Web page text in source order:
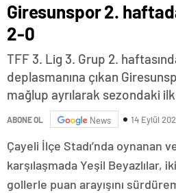
Giresunspor 2.
2-0
TFF 3. Lig 3. Grup 2.
deplasmanına çıkan
mağlup ayrılarak sezondaki
ABONE OL News 14 Eylül
Çayeli İlçe Stadı’nda oynanan
karşılaşmada Yeşil Beyazlılar,
gollerle puan arayışını